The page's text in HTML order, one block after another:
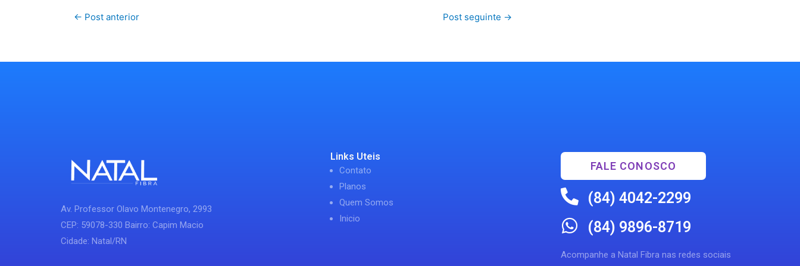
← Post anterior Post seguinte →
Av. Professor Olavo Montenegro, 2993
CEP: 59078-330 Bairro: Capim Macio
Cidade: Natal/RN
Links Uteis
Contato
Planos
Quem Somos
Inicio
FALE CONOSCO
(84) 4042-2299
(84) 9896-8719
Acompanhe a Natal Fibra nas redes sociais